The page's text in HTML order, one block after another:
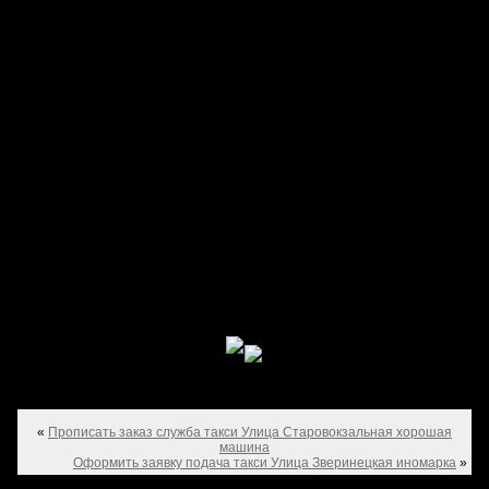
« Прописать заказ служба такси Улица Старовокзальная хорошая
машина
Оформить заявку подача такси Улица Зверинецкая иномарка »